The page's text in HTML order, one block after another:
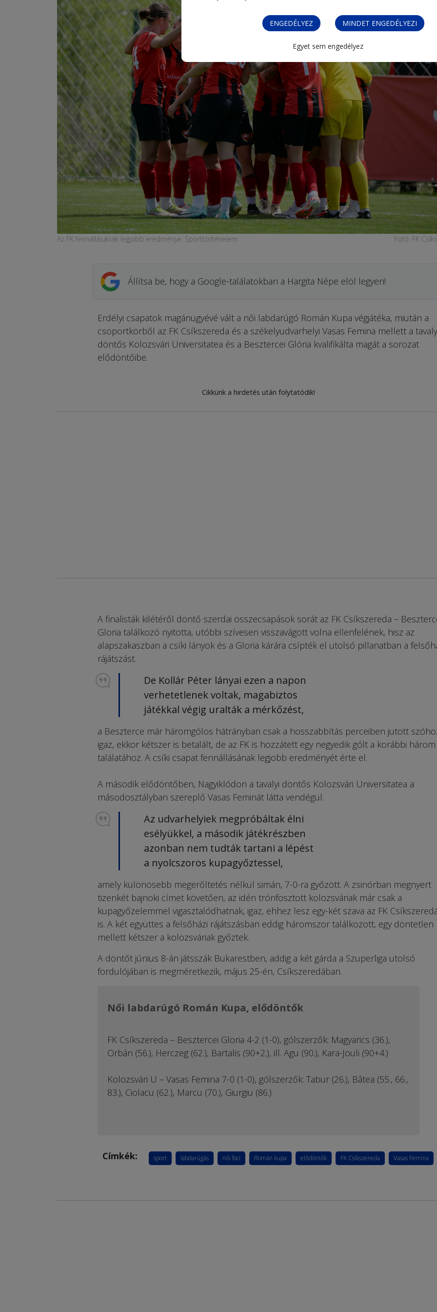
ENGEDÉLYEZ MINDET ENGEDÉLYEZI
Egyet sem engedélyez
Az FK fennállásának legjobb eredménye. Sporttörténelem Fotó: FK
Állítsa be, hogy a Google-találatokban a Hargita Népe elöl legyen!
Erdélyi csapatok magánügyévé vált a női labdarúgó Román Kupa végjátéka, miután a
csoportkörből az FK Csíkszereda és a székelyudvarhelyi Vasas Femina mellett a
döntős Kolozsvári Universitatea és a Besztercei Glória kvalifikálta magát a sorozat
elődöntőibe.
Cikkünk a hirdetés után folytatódik!
A finalisták kilétéről döntő szerdai összecsapások sorát az FK Csíkszereda –
Gloria találkozó nyitotta, utóbbi szívesen visszavágott volna ellenfelének, hisz az
alapszakaszban a csíki lányok és a Gloria kárára csípték el utolsó pillanatban a
rájátszást.
De Kollár Péter lányai ezen a napon
verhetetlenek voltak, magabiztos
játékkal végig uralták a mérkőzést,
a Beszterce már háromgólos hátrányban csak a hosszabbítás perceiben jutott
igaz, ekkor kétszer is betalált, de az FK is hozzátett egy negyedik gólt a korábbi három
találatához. A csíki csapat fennállásának legjobb eredményét érte el.
A második elődöntőben, Nagyiklódon a tavalyi döntős Kolozsvári Universitatea a
másodosztályban szereplő Vasas Feminát látta vendégül.
Az udvarhelyiek megpróbáltak élni
esélyükkel, a második játékrészben
azonban nem tudták tartani a lépést
a nyolcszoros kupagyőztessel,
amely különösebb megerőltetés nélkül simán, 7-0-ra győzött. A zsinórban megnyert
tizenkét bajnoki címet követően, az idén trónfosztott kolozsváriak már csak a
kupagyőzelemmel vigasztalódhatnak, igaz, ehhez lesz egy-két szava az FK
is. A két együttes a felsőházi rájátszásban eddig háromszor találkozott, egy döntetlen
mellett kétszer a kolozsváriak győztek.
A döntőt június 8-án játsszák Bukarestben, addig a két gárda a Szuperliga utolsó
fordulójában is megméretkezik, május 25-én, Csíkszeredában.
Női labdarúgó Román Kupa, elődöntők
FK Csíkszereda – Besztercei Gloria 4-2 (1-0), gólszerzők: Magyarics (36.),
Orbán (56.), Herczeg (62.), Bartalis (90+2.), ill. Agu (90.), Kara-Jouli (90+4.)
Kolozsvári U – Vasas Femina 7-0 (1-0), gólszerzők: Tabur (26.), Bâtea (55., 66.,
83.), Ciolacu (62.), Marcu (70.), Giurgiu (86.)
Címkék: sport labdarúgás női foci Román kupa elődöntők FK Csíkszereda Vasas Femina